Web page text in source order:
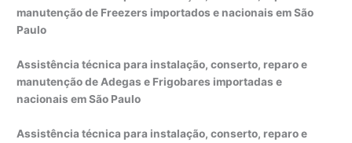
manutenção de Freezers importados e nacionais em São
Paulo
Assistência técnica para instalação, conserto, reparo e
manutenção de Adegas e Frigobares importadas e
nacionais em São Paulo
Assistência técnica para instalação, conserto, reparo e